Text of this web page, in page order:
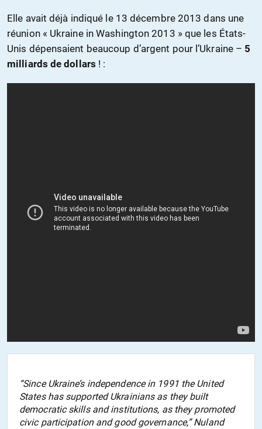
Elle avait déjà indiqué le 13 décembre 2013 dans une
réunion « Ukraine in Washington 2013 » que les États-
Unis dépensaient beaucoup d’argent pour l’Ukraine – 5
milliards de dollars ! :
“Since Ukraine’s independence in 1991 the United
States has supported Ukrainians as they built
democratic skills and institutions, as they promoted
civic participation and good governance,” Nuland